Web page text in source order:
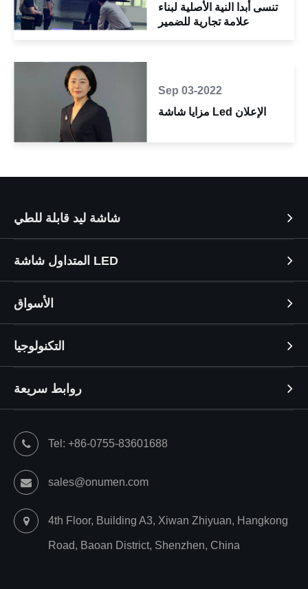
تنسى أبدا النية الأصلية لبناء
علامة تجارية للضمير
Sep 03-2022
مزايا شاشة Led الإعلان
شاشة ليد قابلة للطي
المتداول شاشة LED
الأسواق
التكنولوجيا
روابط سريعة
Tel: +86-0755-83601688
sales@onumen.com
4th Floor, Building A3, Xiwan Zhiyuan, Hangkong
Road, Baoan District, Shenzhen, China